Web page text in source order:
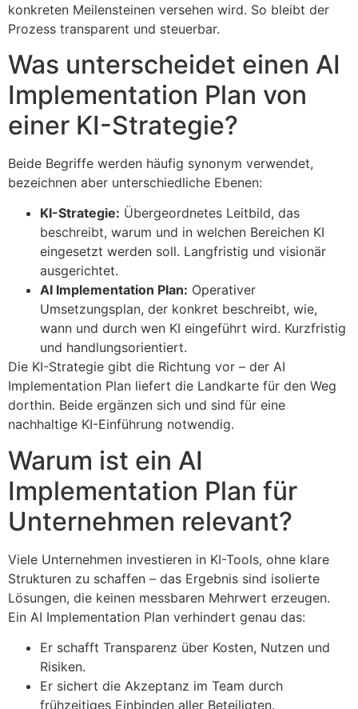
konkreten Meilensteinen versehen wird. So bleibt der
Prozess transparent und steuerbar.
Was unterscheidet einen AI
Implementation Plan von
einer KI-Strategie?
Beide Begriffe werden häufig synonym verwendet,
bezeichnen aber unterschiedliche Ebenen:
KI-Strategie: Übergeordnetes Leitbild, das
beschreibt, warum und in welchen Bereichen KI
eingesetzt werden soll. Langfristig und visionär
ausgerichtet.
AI Implementation Plan: Operativer
Umsetzungsplan, der konkret beschreibt, wie,
wann und durch wen KI eingeführt wird. Kurzfristig
und handlungsorientiert.
Die KI-Strategie gibt die Richtung vor – der AI
Implementation Plan liefert die Landkarte für den Weg
dorthin. Beide ergänzen sich und sind für eine
nachhaltige KI-Einführung notwendig.
Warum ist ein AI
Implementation Plan für
Unternehmen relevant?
Viele Unternehmen investieren in KI-Tools, ohne klare
Strukturen zu schaffen – das Ergebnis sind isolierte
Lösungen, die keinen messbaren Mehrwert erzeugen.
Ein AI Implementation Plan verhindert genau das:
Er schafft Transparenz über Kosten, Nutzen und
Risiken.
Er sichert die Akzeptanz im Team durch
frühzeitiges Einbinden aller Beteiligten.